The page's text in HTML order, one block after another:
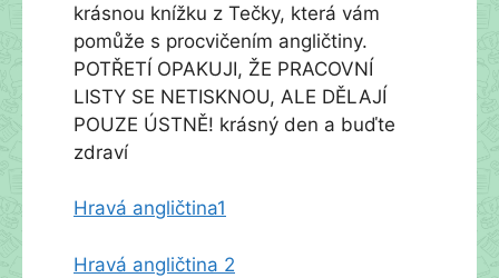
krásnou knížku z Tečky, která vám
pomůže s procvičením angličtiny.
POTŘETÍ OPAKUJI, ŽE PRACOVNÍ
LISTY SE NETISKNOU, ALE DĚLAJÍ
POUZE ÚSTNĚ! krásný den a buďte
zdraví
Hravá angličtina1
Hravá angličtina 2